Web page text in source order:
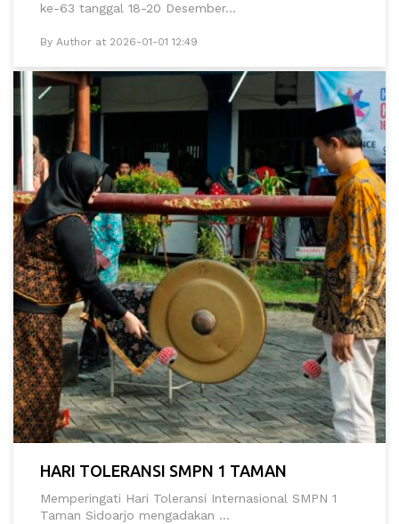
ke-63 tanggal 18-20 Desember...
By Author at 2026-01-01 12:49
HARI TOLERANSI SMPN 1 TAMAN
Memperingati Hari Toleransi Internasional SMPN 1
Taman Sidoarjo mengadakan ...